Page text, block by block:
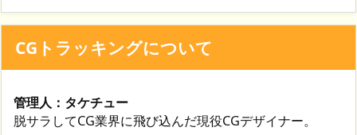
CGトラッキングについて
管理人：タケチュー
脱サラしてCG業界に飛び込んだ現役CGデザイナー。